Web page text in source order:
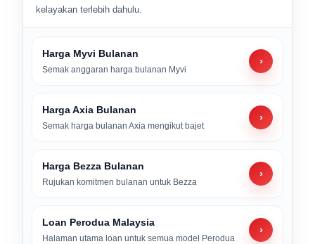
kelayakan terlebih dahulu.
Harga Myvi Bulanan
Semak anggaran harga bulanan Myvi
›
Harga Axia Bulanan
Semak harga bulanan Axia mengikut bajet
›
Harga Bezza Bulanan
Rujukan komitmen bulanan untuk Bezza
›
Loan Perodua Malaysia
Halaman utama loan untuk semua model Perodua
›